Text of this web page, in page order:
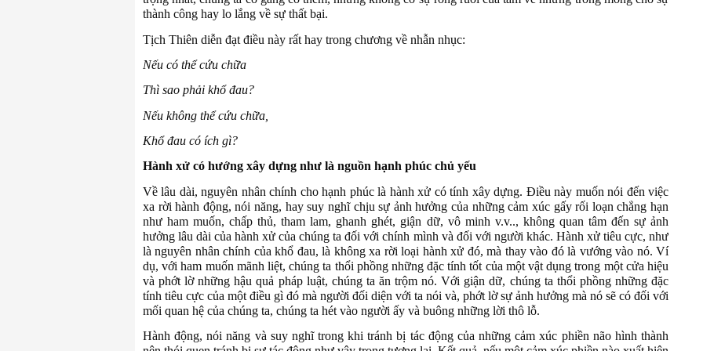
thành công hay lo lắng về sự thất bại.
Tịch Thiên diễn đạt điều này rất hay trong chương về nhẫn nhục:
Nếu có thể cứu chữa
Thì sao phải khổ đau?
Nếu không thể cứu chữa,
Khổ đau có ích gì?
Hành xử có hướng xây dựng như là nguồn hạnh phúc chủ yếu
Về lâu dài, nguyên nhân chính cho hạnh phúc là hành xử có tính xây dựng. Điều này muốn nói đến việc
xa rời hành động, nói năng, hay suy nghĩ chịu sự ảnh hưởng của những cảm xúc gấy rối loạn chẳng hạn
như ham muốn, chấp thủ, tham lam, ghanh ghét, giận dữ, vô minh v.v.., không quan tâm đến sự ảnh
hưởng lâu dài của hành xử của chúng ta đối với chính mình và đối với người khác. Hành xử tiêu cực, như
là nguyên nhân chính của khổ đau, là không xa rời loại hành xử đó, mà thay vào đó là vướng vào nó. Ví
dụ, với ham muốn mãnh liệt, chúng ta thổi phồng những đặc tính tốt của một vật dụng trong một cửa hiệu
và phớt lờ những hậu quả pháp luật, chúng ta ăn trộm nó. Với giận dữ, chúng ta thổi phồng những đặc
tính tiêu cực của một điều gì đó mà người đối diện với ta nói và, phớt lờ sự ảnh hưởng mà nó sẽ có đối với
mối quan hệ của chúng ta, chúng ta hét vào người ấy và buông những lời thô lỗ.
Hành động, nói năng và suy nghĩ trong khi tránh bị tác động của những cảm xúc phiền não hình thành